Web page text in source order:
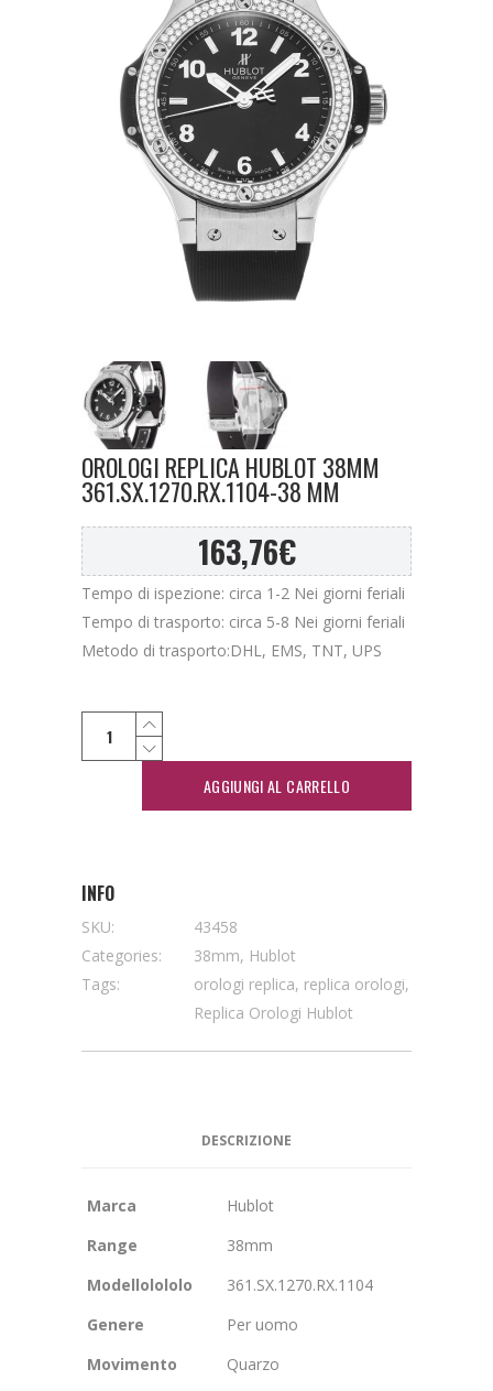
OROLOGI REPLICA HUBLOT 38MM
361.SX.1270.RX.1104-38 MM
163,76€
Tempo di ispezione: circa 1-2 Nei giorni feriali
Tempo di trasporto: circa 5-8 Nei giorni feriali
Metodo di trasporto:DHL, EMS, TNT, UPS
AGGIUNGI AL CARRELLO
INFO
SKU:
43458
Categories:
38mm, Hublot
Tags:
orologi replica, replica orologi,
Replica Orologi Hublot
DESCRIZIONE
Marca
Hublot
Range
38mm
Modellolololo
361.SX.1270.RX.1104
Genere
Per uomo
Movimento
Quarzo